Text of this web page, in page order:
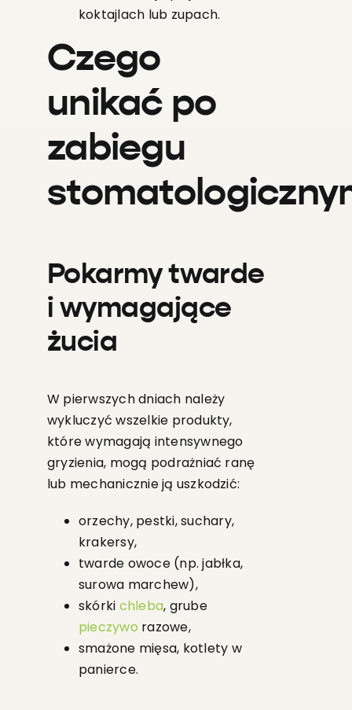
koktajlach lub zupach.
Czego
unikać po
zabiegu
Pokarmy twarde
i wymagające
żucia
W pierwszych dniach należy
wykluczyć wszelkie produkty,
które wymagają intensywnego
gryzienia, mogą podrażniać ranę
lub mechanicznie ją uszkodzić:
orzechy, pestki, suchary,
krakersy,
twarde owoce (np. jabłka,
surowa marchew),
skórki chleba, grube
pieczywo razowe,
smażone mięsa, kotlety w
panierce.